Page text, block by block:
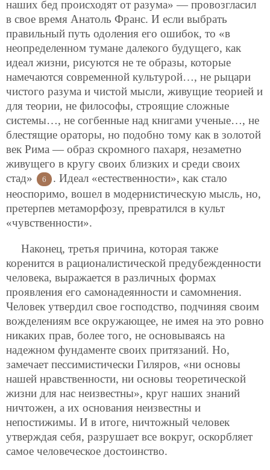
наших бед происходят от разума» — провозгласил
в свое время Анатоль Франс. И если выбрать
правильный путь одоления его ошибок, то «в
неопределенном тумане далекого будущего, как
идеал жизни, рисуются не те образы, которые
намечаются современной культурой…, не рыцари
чистого разума и чистой мысли, живущие теорией и
для теории, не философы, строящие сложные
системы…, не согбенные над книгами ученые…, не
блестящие ораторы, но подобно тому как в золотой
век Рима — образ скромного пахаря, незаметно
живущего в кругу своих близких и среди своих
стад»
6
. Идеал «естественности», как стало
неоспоримо, вошел в модернистическую мысль, но,
претерпев метаморфозу, превратился в культ
«чувственности».
Наконец, третья причина, которая также
коренится в рационалистической предубежденности
человека, выражается в различных формах
проявления его самонадеянности и самомнения.
Человек утвердил свое господство, подчиняя своим
вожделениям все окружающее, не имея на это ровно
никаких прав, более того, не основываясь на
надежном фундаменте своих притязаний. Но,
замечает пессимистически Гиляров, «ни основы
нашей нравственности, ни основы теоретической
жизни для нас неизвестны», круг наших знаний
ничтожен, а их основания неизвестны и
непостижимы. И в итоге, ничтожный человек
утверждая себя, разрушает все вокруг, оскорбляет
самое человеческое достоинство.